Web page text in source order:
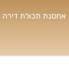
אחסנת תכולת דירה